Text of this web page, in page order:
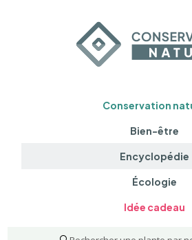
Conservation
Bien-être
Encyclopédie
Écologie
Idée cadeau